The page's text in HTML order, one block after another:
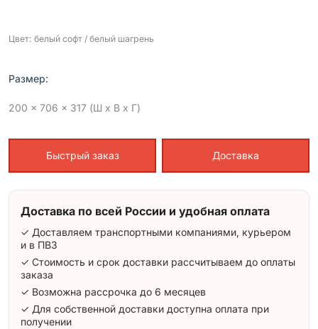
Цвет: белый софт / белый шагрень
Размер:
200 x 706 x 317 (Ш x В x Г)
Быстрый заказ Доставка
Доставка по всей России и удобная оплата
✓ Доставляем транспортными компаниями, курьером
и в ПВЗ
✓ Стоимость и срок доставки рассчитываем до оплаты
заказа
✓ Возможна рассрочка до 6 месяцев
✓ Для собственной доставки доступна оплата при
получении